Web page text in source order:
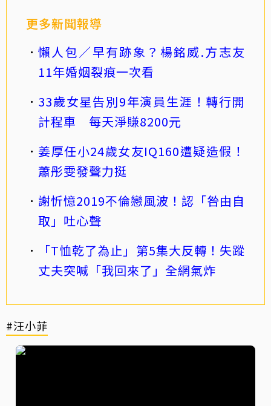
更多新聞報導
懶人包／早有跡象？楊銘威.方志友
11年婚姻裂痕一次看
33歲女星告別9年演員生涯！轉行開
計程車 每天淨賺8200元
姜厚任小24歲女友IQ160遭疑造假！
蕭彤雯發聲力挺
謝忻憶2019不倫戀風波！認「咎由自
取」吐心聲
「T恤乾了為止」第5集大反轉！失蹤
丈夫突喊「我回來了」全網氣炸
#汪小菲